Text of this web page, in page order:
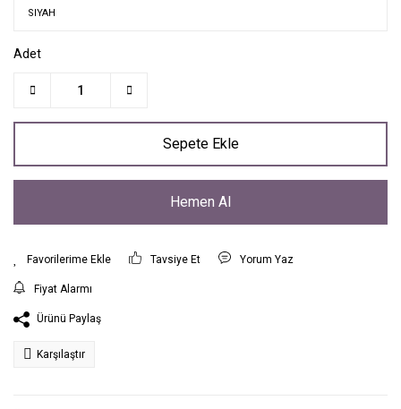
Adet
Sepete Ekle
Hemen Al
Tavsiye Et Yorum Yaz
Fiyat Alarmı
Ürünü Paylaş
Karşılaştır